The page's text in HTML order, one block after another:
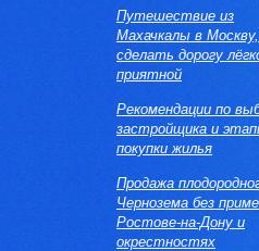
Путешествие из
Махачкалы в Москву,
сделать дорогу
приятной
Рекомендации по
застройщика и
покупки жилья
Продажа
Чернозема без
Ростове-на-Дону и
окрестностях